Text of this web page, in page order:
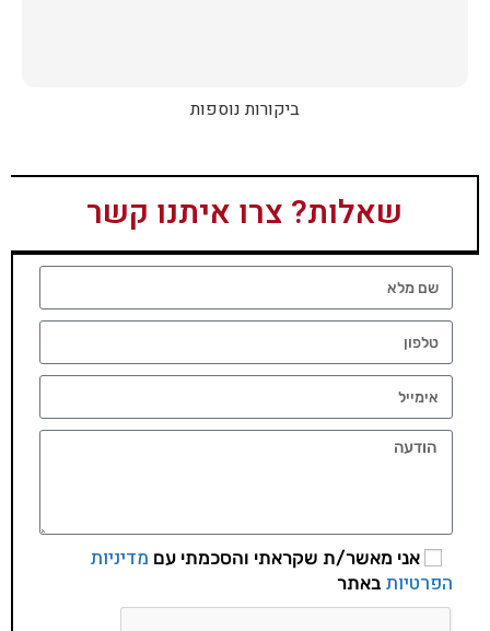
ביקורות נוספות
שאלות? צרו איתנו קשר
אני מאשר/ת שקראתי והסכמתי עם מדיניות
הפרטיות באתר